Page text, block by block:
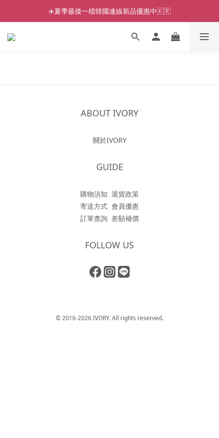
✈️夏季最後一檔韓國連線新品優惠中🇰🇷
ABOUT IVORY
關於IVORY
GUIDE
購物須知 退貨政策
寄送方式 會員優惠
訂單查詢 差額補價
FOLLOW US
© 2016-2026 IVORY. All rights reserved.